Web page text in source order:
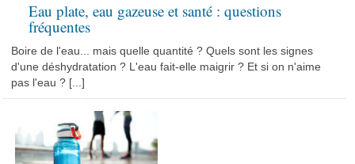
Eau plate, eau gazeuse et santé : questions
fréquentes
Boire de l'eau... mais quelle quantité ? Quels sont les signes
d'une déshydratation ? L'eau fait-elle maigrir ? Et si on n'aime
pas l'eau ? [...]